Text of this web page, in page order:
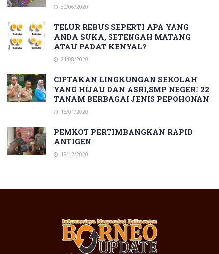
30/06/2020
TELUR REBUS SEPERTI APA YANG
ANDA SUKA, SETENGAH MATANG
ATAU PADAT KENYAL?
21/08/2020
CIPTAKAN LINGKUNGAN SEKOLAH
YANG HIJAU DAN ASRI,SMP NEGERI 22
TANAM BERBAGAI JENIS PEPOHONAN
18/01/2020
PEMKOT PERTIMBANGKAN RAPID
ANTIGEN
18/12/2020